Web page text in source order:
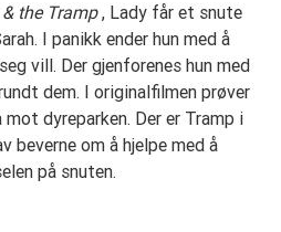
the Tramp, Lady får et snute
I panikk ender hun med å
vill. Der gjenforenes hun med
dem. I originalfilmen prøver
dyreparken. Der er Tramp i
beverne om å hjelpe med å
på snuten.